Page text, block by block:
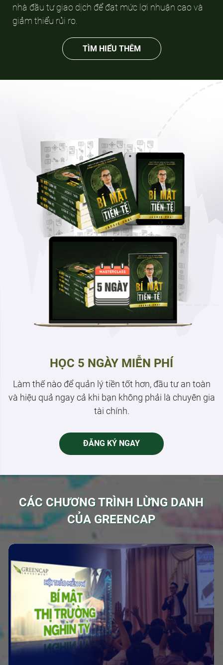
nhà đầu tư giao dịch để đạt mức lợi nhuận cao và
giảm thiểu rủi ro.
TÌM HIỂU THÊM
HỌC 5 NGÀY MIỄN PHÍ
Làm thế nào để quản lý tiền tốt hơn, đầu tư an toàn
và hiệu quả ngay cả khi bạn không phải là chuyên gia
tài chính.
ĐĂNG KÝ NGAY
CÁC CHƯƠNG TRÌNH LỪNG DANH
CỦA GREENCAP